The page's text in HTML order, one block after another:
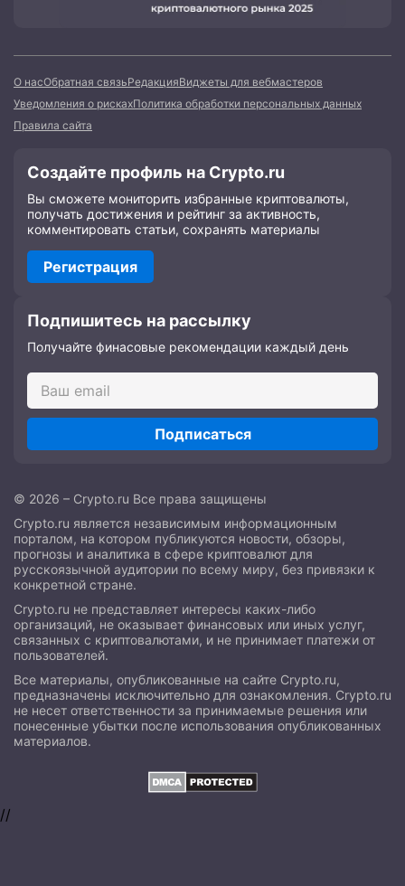
О насОбратная связьРедакцияВиджеты для вебмастеров
Уведомления о рискахПолитика обработки персональных данных
Правила сайта
Создайте профиль на Crypto.ru
Вы сможете мониторить избранные криптовалюты,
получать достижения и рейтинг за активность,
комментировать статьи, сохранять материалы
Регистрация
Подпишитесь на рассылку
Получайте финасовые рекомендации каждый день
Подписаться
© 2026 – Crypto.ru Все права защищены
Crypto.ru является независимым информационным
порталом, на котором публикуются новости, обзоры,
прогнозы и аналитика в сфере криптовалют для
русскоязычной аудитории по всему миру, без привязки к
конкретной стране.
Crypto.ru не представляет интересы каких-либо
организаций, не оказывает финансовых или иных услуг,
связанных с криптовалютами, и не принимает платежи от
пользователей.
Все материалы, опубликованные на сайте Crypto.ru,
предназначены исключительно для ознакомления. Crypto.ru
не несет ответственности за принимаемые решения или
понесенные убытки после использования опубликованных
материалов.
//